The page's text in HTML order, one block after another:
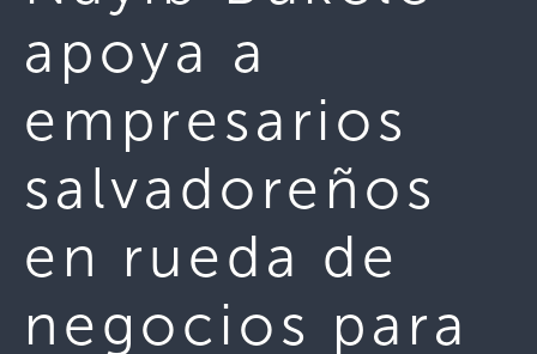
apoya a
empresarios
salvadoreños
en rueda de
negocios para